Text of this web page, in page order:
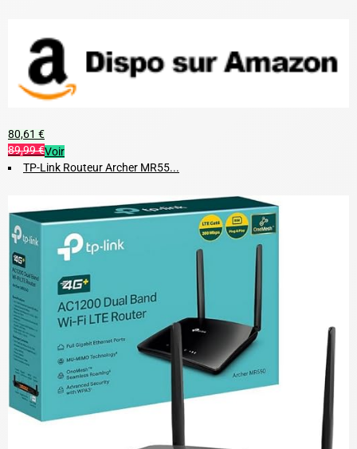
80,61 €
89,99 €Voir
TP-Link Routeur Archer MR55...